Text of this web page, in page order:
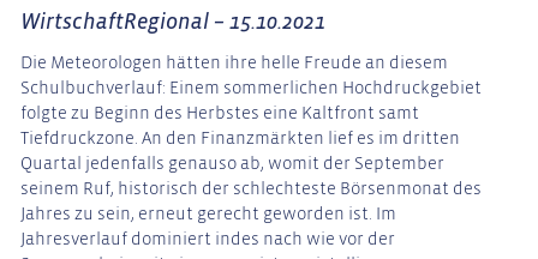
WirtschaftRegional – 15.10.2021
Die Meteorologen hätten ihre helle Freude an diesem
Schulbuchverlauf: Einem sommerlichen Hochdruckgebiet
folgte zu Beginn des Herbstes eine Kaltfront samt
Tiefdruckzone. An den Finanzmärkten lief es im dritten
Quartal jedenfalls genauso ab, womit der September
seinem Ruf, historisch der schlechteste Börsenmonat des
Jahres zu sein, erneut gerecht geworden ist. Im
Jahresverlauf dominiert indes nach wie vor der